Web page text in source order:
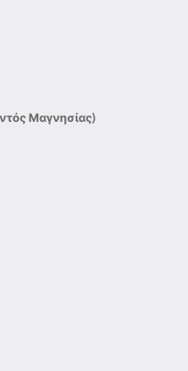
Μαγνησίας)